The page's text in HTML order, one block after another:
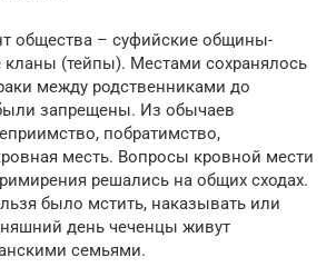
общества – суфийские общины-
(тейпы). Местами сохранялось
между родственниками до
запрещены. Из обычаев
побратимство,
месть. Вопросы кровной мести
решались на общих сходах.
было мстить, наказывать или
день чеченцы живут
семьями.